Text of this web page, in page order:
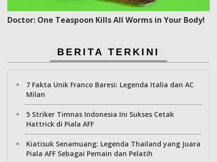
Doctor: One Teaspoon Kills All Worms in Your Body!
BERITA TERKINI
7 Fakta Unik Franco Baresi: Legenda Italia dan AC
Milan
5 Striker Timnas Indonesia Ini Sukses Cetak
Hattrick di Piala AFF
Kiatisuk Senamuang: Legenda Thailand yang Juara
Piala AFF Sebagai Pemain dan Pelatih